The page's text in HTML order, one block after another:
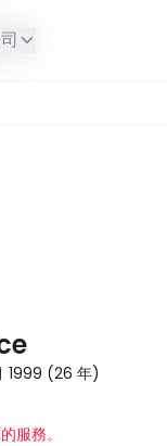
1999 (26 年)
服務。